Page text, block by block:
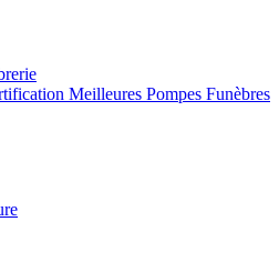
Meilleures Pompes Funèbres